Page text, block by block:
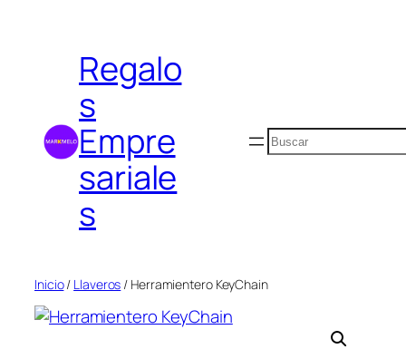
contenidoRegalo
s
Empre
sariale
s
Buscar
Inicio/ Llaveros / Herramientero KeyChain